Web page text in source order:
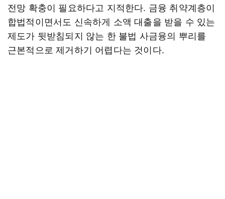
전망 확충이 필요하다고 지적한다. 금융 취약계층이
합법적이면서도 신속하게 소액 대출을 받을 수 있는
제도가 뒷받침되지 않는 한 불법 사금융의 뿌리를
근본적으로 제거하기 어렵다는 것이다.